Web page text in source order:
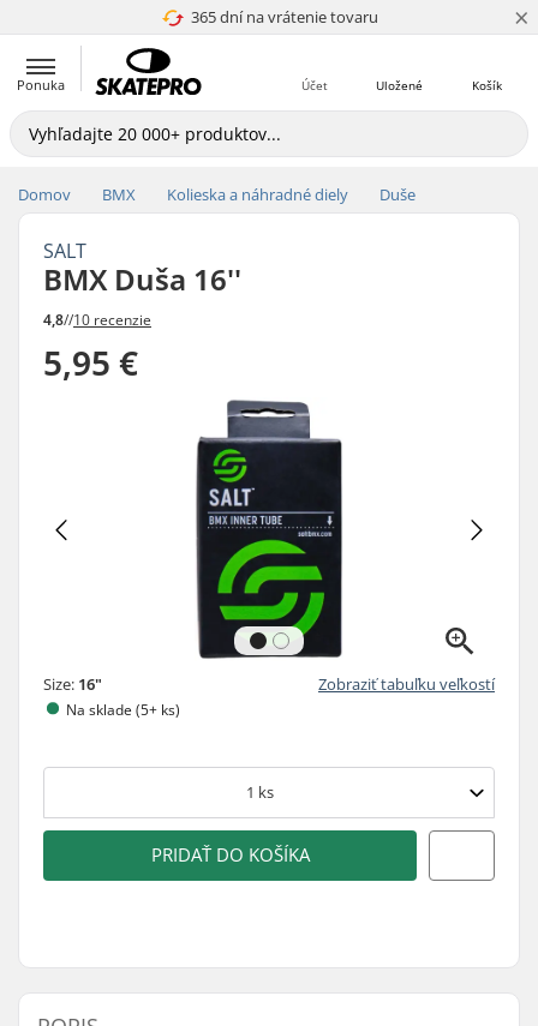
365 dní na vrátenie tovaru
4.8 z 5 ×
Ponuka Košík
Uložené
Účet
Domov BMX Kolieska a náhradné diely Duše
SALT
BMX Duša 16''
4,8//10 recenzie
5,95 €
Size: 16" Zobraziť tabuľku veľkostí
Na sklade (5+ ks)
1 ks
PRIDAŤ DO KOŠÍKA